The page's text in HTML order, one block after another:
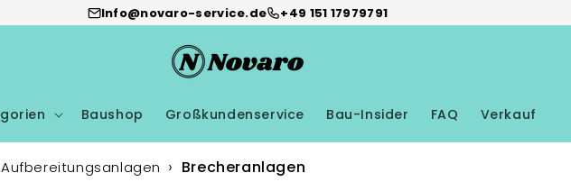
Info@novaro-service.de +49 151 17979791
Baushop Großkundenservice Bau-Insider FAQ Verkauf
Aufbereitungsanlagen Brecheranlagen